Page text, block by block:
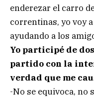
enderezar el carro
correntinas, yo voy
ayudando a los
Yo participé de
partido con la
verdad que me
-No se equivoca, no